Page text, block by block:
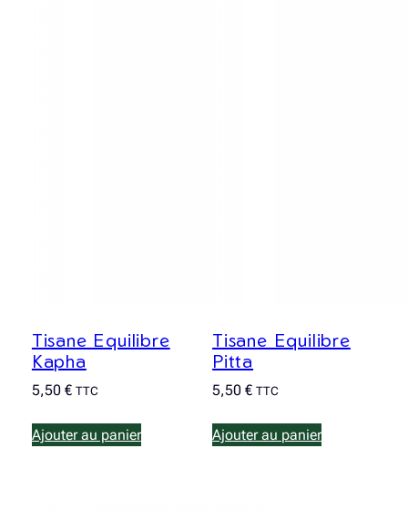
Tisane Equilibre
Kapha
5,50 € TTC
Ajouter au panier
Tisane Equilibre
Pitta
5,50€ TTC
Ajouter au panier